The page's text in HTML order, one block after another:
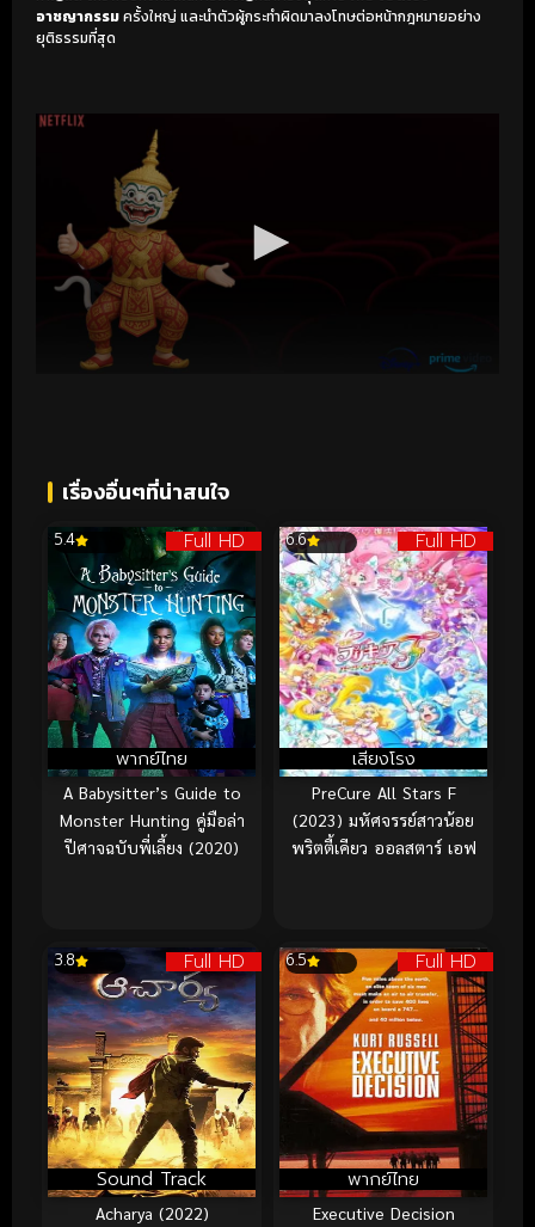
อาชญากรรมครั้งใหญ่ และนำตัวผู้กระทำผิดมาลงโทษต่อหน้ากฎหมายอย่าง
ยุติธรรมที่สุด
เรื่องอื่นๆที่น่าสนใจ
Full HD
พากย์ไทย
5.4
A Babysitter’s Guide to
Monster Hunting คู่มือล่า
ปีศาจฉบับพี่เลี้ยง (2020)
Full HD
เสียงโรง
6.6
PreCure All Stars F
(2023) มหัศจรรย์สาวน้อย
พริตตี้เคียว ออลสตาร์ เอฟ
Full HD
Sound Track
3.8
Acharya (2022)
Full HD
พากย์ไทย
6.5
Executive Decision